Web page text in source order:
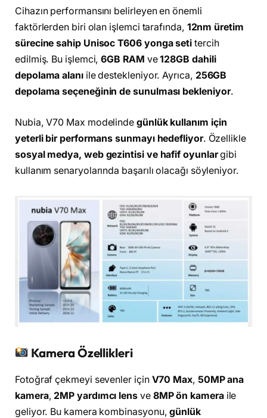
Cihazın performansını belirleyen en önemli
faktörlerden biri olan işlemci tarafında, 12nm üretim
sürecine sahip Unisoc T606 yonga seti tercih
edilmiş. Bu işlemci,6GB RAM ve128GB dahili
depolama alanıile destekleniyor. Ayrıca, 256GB
depolama seçeneğinin de sunulması bekleniyor.
Nubia, V70 Max modelindegünlük kullanım için
yeterli bir performans sunmayı hedefliyor. Özellikle
sosyal medya, web gezintisi ve hafif oyunlargibi
kullanım senaryolarında başarılı olacağı söyleniyor.
Kamera Özellikleri
Fotoğraf çekmeyi sevenler için V70 Max, 50MP ana
kamera, 2MP yardımcı lens ve 8MP ön kameraile
geliyor. Bu kamera kombinasyonu,günlük